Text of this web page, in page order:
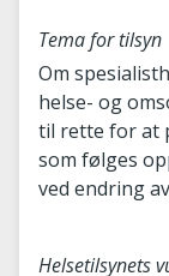
Tema for tilsyn
Om
helse- og
til rette for at
som følges
ved endring
Helsetilsynets